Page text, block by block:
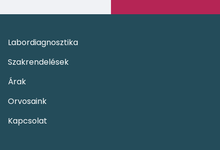
Labordiagnosztika
Szakrendelések
Árak
Orvosaink
Kapcsolat